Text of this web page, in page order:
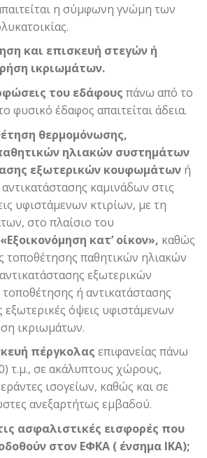
η σύμφωνη γνώμη των
και επισκευή στεγών ή
ικριωμάτων.
του εδάφους πάνω από το
φυσικό έδαφος απαιτείται άδεια.
θερμομόνωσης,
ηλιακών συστημάτων
εξωτερικών κουφωμάτωνή
καμινάδων στις
υφιστάμενων κτιρίων, με τη
στο πλαίσιο του
«Εξοικονόμηση κατ’ οίκον», καθώς
τοποθέτησης παθητικών ηλιακών
εξωτερικών
ή αντικατάστασης
εξωτερικές όψεις υφιστάμενων
ικριωμάτων.
πέργκολας επιφανείας πάνω
τ.μ., σε ακάλυπτους χώρους,
ισογείων, καθώς και σε
ανεξαρτήτως εμβαδού.
ασφαλιστικές εισφορές που
στον ΕΦΚΑ ( ένσημα ΙΚΑ);